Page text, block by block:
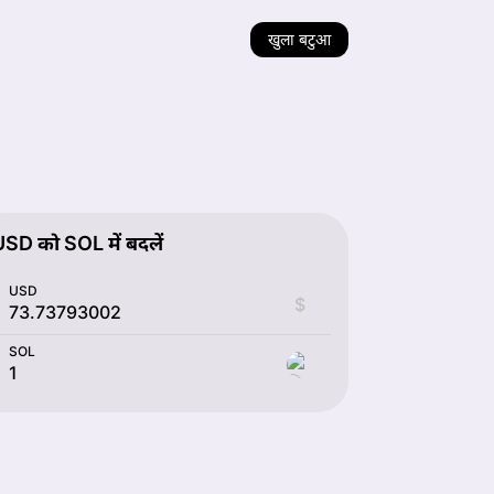
खुला बटुआ
को SOL में बदलें
USD
$
SOL